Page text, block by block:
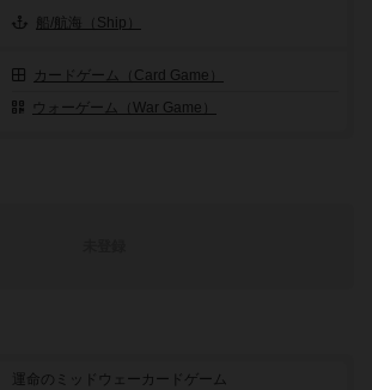
船/航海（Ship）
カードゲーム（Card Game）
ウォーゲーム（War Game）
運命のミッドウェーカードゲーム